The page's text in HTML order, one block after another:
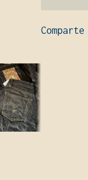
Comparte